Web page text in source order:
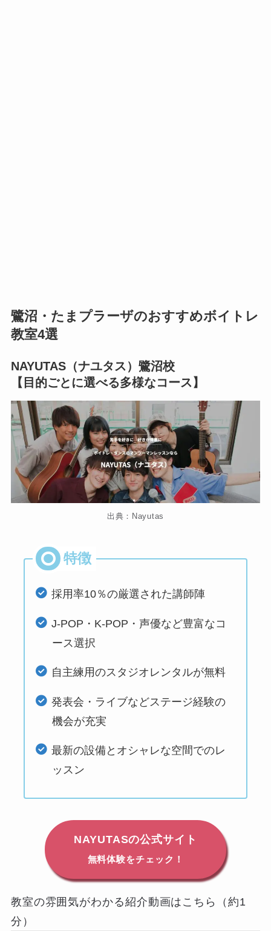
鷺沼・たまプラーザのおすすめボイトレ
教室4選
NAYUTAS（ナユタス）鷺沼校
【目的ごとに選べる多様なコース】
出典：Nayutas
採用率10％の厳選された講師陣
J-POP・K-POP・声優など豊富なコ
ース選択
自主練用のスタジオレンタルが無料
発表会・ライブなどステージ経験の
機会が充実
最新の設備とオシャレな空間でのレ
ッスン
NAYUTASの公式サイト
無料体験をチェック！
教室の雰囲気がわかる紹介動画はこちら（約1
分）